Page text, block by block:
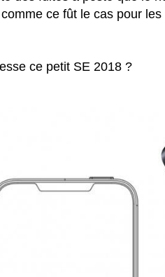
ce fût le cas pour
ce petit SE 2018 ?